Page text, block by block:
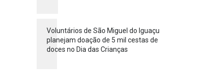
Voluntários de São Miguel do Iguaçu
planejam doação de 5 mil cestas de
doces no Dia das Crianças